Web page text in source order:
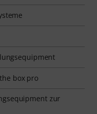
box pro
zur